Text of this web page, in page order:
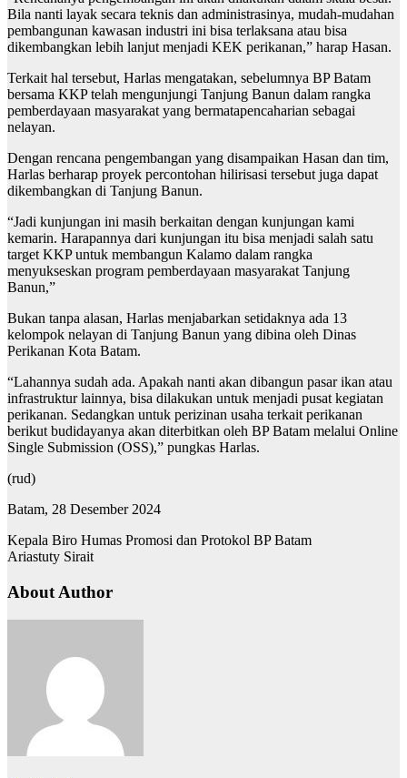
Bila nanti layak secara teknis dan administrasinya, mudah-mudahan
pembangunan kawasan industri ini bisa terlaksana atau bisa
dikembangkan lebih lanjut menjadi KEK perikanan,” harap Hasan.
Terkait hal tersebut, Harlas mengatakan, sebelumnya BP Batam
bersama KKP telah mengunjungi Tanjung Banun dalam rangka
pemberdayaan masyarakat yang bermatapencaharian sebagai
nelayan.
Dengan rencana pengembangan yang disampaikan Hasan dan tim,
Harlas berharap proyek percontohan hilirisasi tersebut juga dapat
dikembangkan di Tanjung Banun.
“Jadi kunjungan ini masih berkaitan dengan kunjungan kami
kemarin. Harapannya dari kunjungan itu bisa menjadi salah satu
target KKP untuk membangun Kalamo dalam rangka
menyukseskan program pemberdayaan masyarakat Tanjung
Banun,”
Bukan tanpa alasan, Harlas menjabarkan setidaknya ada 13
kelompok nelayan di Tanjung Banun yang dibina oleh Dinas
Perikanan Kota Batam.
“Lahannya sudah ada. Apakah nanti akan dibangun pasar ikan atau
infrastruktur lainnya, bisa dilakukan untuk menjadi pusat kegiatan
perikanan. Sedangkan untuk perizinan usaha terkait perikanan
berikut budidayanya akan diterbitkan oleh BP Batam melalui Online
Single Submission (OSS),” pungkas Harlas.
(rud)
Batam, 28 Desember 2024
Kepala Biro Humas Promosi dan Protokol BP Batam
Ariastuty Sirait
About Author